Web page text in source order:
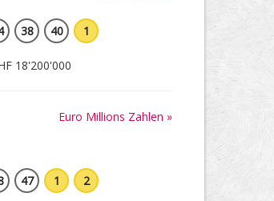
38 40 1
18'200'000
Euro Millions Zahlen »
47 1 2